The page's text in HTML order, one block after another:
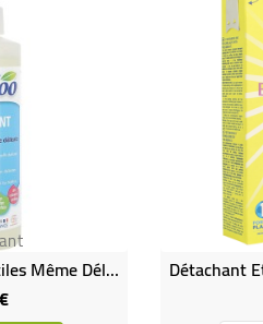
Détachant Tous Textiles Même Délicats
Prix